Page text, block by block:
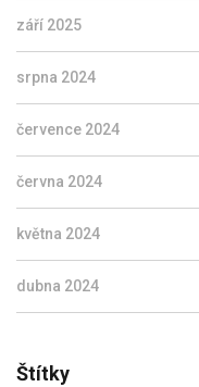
září 2025
srpna 2024
července 2024
června 2024
května 2024
dubna 2024
Štítky